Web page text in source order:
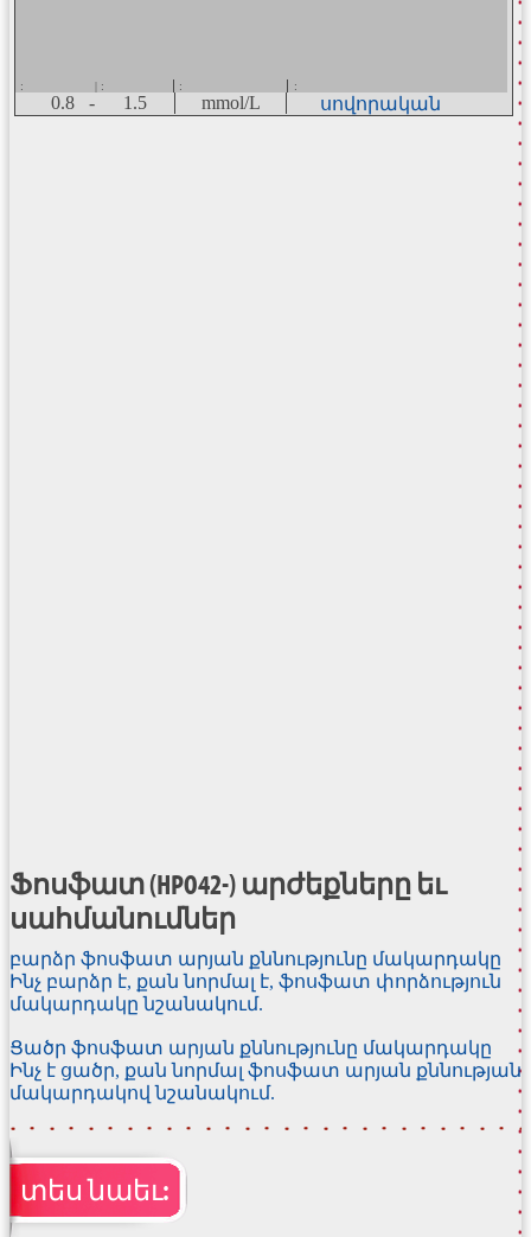
: | : : :
0.8 - 1.5 mmol/L սովորական
Ֆոսֆատ (HPO42-) արժեքները եւ
սահմանումներ
բարձր ֆոսֆատ արյան քննությունը մակարդակը
Ինչ բարձր է, քան նորմալ է, ֆոսֆատ փորձություն
մակարդակը նշանակում.
Ցածր ֆոսֆատ արյան քննությունը մակարդակը
Ինչ է ցածր, քան նորմալ ֆոսֆատ արյան քննության
մակարդակով նշանակում.
տես նաեւ: